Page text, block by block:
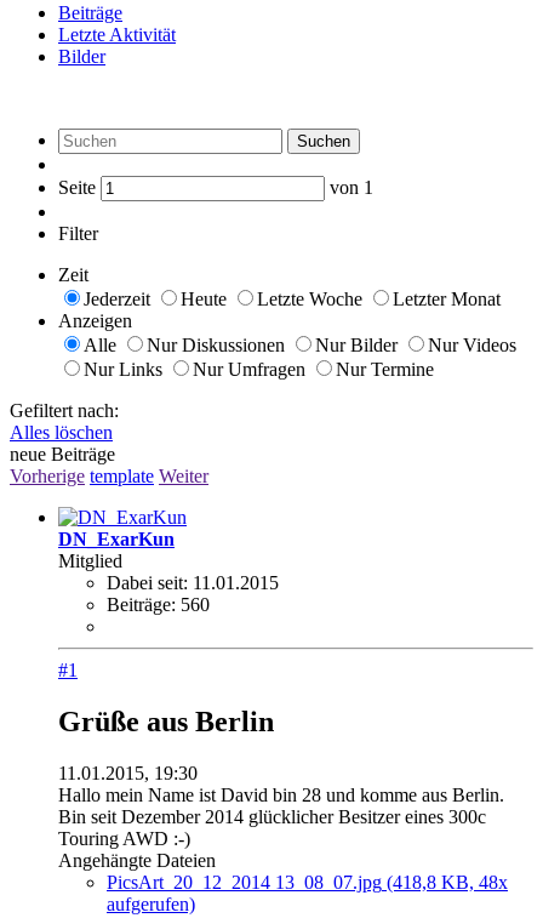
Beiträge
Letzte Aktivität
Bilder
Suchen
Seite von 1
Filter
Zeit
Jederzeit
Heute Letzte Woche
Letzter Monat
Anzeigen
Alle
Nur Diskussionen Nur Bilder
Nur Videos
Nur Links
Nur Umfragen
Nur Termine
Gefiltert nach:
Alles löschen
neue Beiträge
Vorherige template Weiter
DN_ExarKun
Mitglied
Dabei seit: 11.01.2015
Beiträge: 560
#1
Grüße aus Berlin
11.01.2015, 19:30
Hallo mein Name ist David bin 28 und komme aus Berlin.
Bin seit Dezember 2014 glücklicher Besitzer eines 300c
Touring AWD :-)
Angehängte Dateien
PicsArt_20_12_2014 13_08_07.jpg (418,8 KB, 48x
aufgerufen)